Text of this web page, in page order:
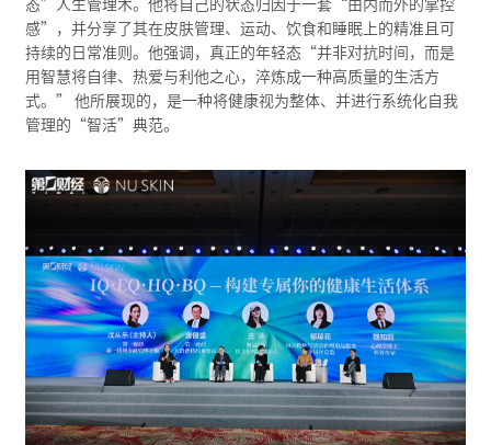
态”人生管理术。他将自己的状态归因于一套“由内而外的掌控
感”，并分享了其在皮肤管理、运动、饮食和睡眠上的精准且可
持续的日常准则。他强调，真正的年轻态“并非对抗时间，而是
用智慧将自律、热爱与利他之心，淬炼成一种高质量的生活方
式。” 他所展现的，是一种将健康视为整体、并进行系统化自我
管理的“智活”典范。